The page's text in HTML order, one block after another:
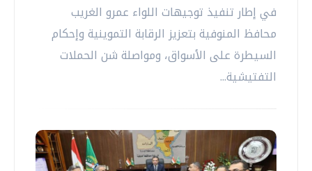
في إطار تنفيذ توجيهات اللواء عمرو الغريب
محافظ المنوفية بتعزيز الرقابة التموينية وإحكام
السيطرة على الأسواق، ومواصلة شن الحملات
التفتيشية...